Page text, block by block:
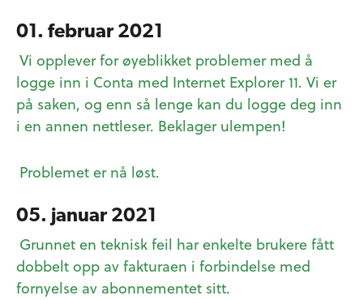
01. februar 2021
Vi opplever for øyeblikket problemer med å
logge inn i Conta med Internet Explorer 11. Vi er
på saken, og enn så lenge kan du logge deg inn
i en annen nettleser. Beklager ulempen!
Problemet er nå løst.
05. januar 2021
Grunnet en teknisk feil har enkelte brukere fått
dobbelt opp av fakturaen i forbindelse med
fornyelse av abonnementet sitt.